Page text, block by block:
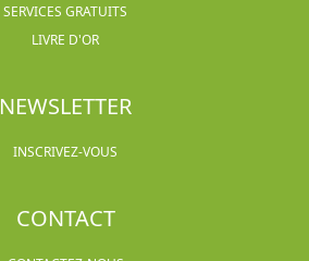
SERVICES GRATUITS
LIVRE D'OR
NEWSLETTER
INSCRIVEZ-VOUS
CONTACT